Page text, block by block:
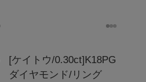
[ケイトウ/0.30ct]K18PG
ダイヤモンド/リング